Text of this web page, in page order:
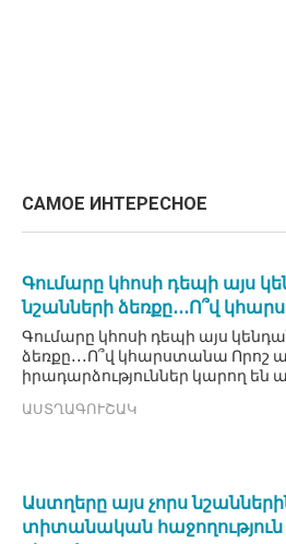
САМОЕ ИНТЕРЕСНОЕ
Գումարը կհոսի դեպի այս
նշանների ձեռքը․․․Ո՞վ
Գումարը կհոսի դեպի այս
ձեռքը․․․Ո՞վ կհարստանա
իրադարձություններ կարող են
ԱՍՏՂԱԳՈՒՇԱԿ
Աստղերը այս չորս
տիտանական հաջողություն